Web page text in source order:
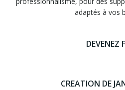
adaptés à vos
DEVENEZ
CREATION DE